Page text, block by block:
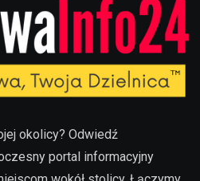
okolicy? Odwiedź
portal informacyjny